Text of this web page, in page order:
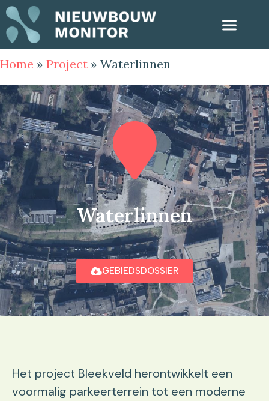
Home » Project » Waterlinnen
Waterlinnen
GEBIEDSDOSSIER
Het project Bleekveld herontwikkelt een
voormalig parkeerterrein tot een moderne